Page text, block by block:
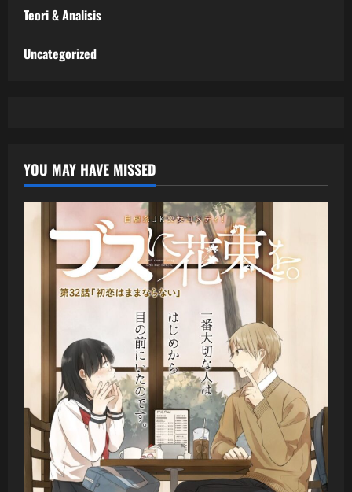
Teori & Analisis
Uncategorized
YOU MAY HAVE MISSED